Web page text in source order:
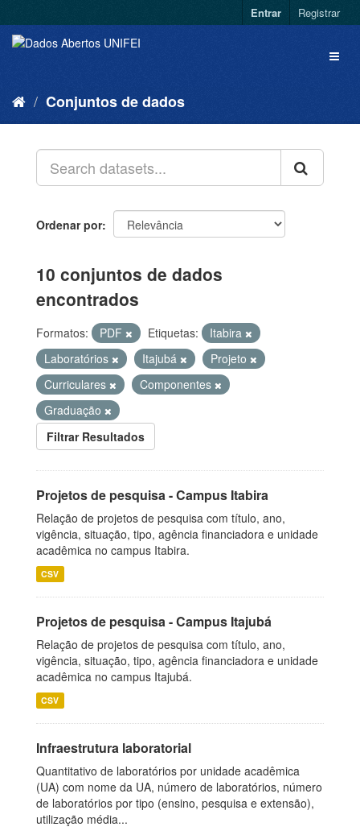
Entrar Registrar
Conjuntos de dados
Ordenar por
10 conjuntos de dados
encontrados
Formatos: PDF Etiquetas:
Itabira
Laboratórios
Itajubá
Projeto
Curriculares
Componentes
Graduação
Filtrar Resultados
Projetos de pesquisa - Campus Itabira
Relação de projetos de pesquisa com título, ano,
vigência, situação, tipo, agência financiadora e unidade
acadêmica no campus Itabira.
CSV
Projetos de pesquisa - Campus Itajubá
Relação de projetos de pesquisa com título, ano,
vigência, situação, tipo, agência financiadora e unidade
acadêmica no campus Itajubá.
CSV
Infraestrutura laboratorial
Quantitativo de laboratórios por unidade acadêmica
(UA) com nome da UA, número de laboratórios, número
de laboratórios por tipo (ensino, pesquisa e extensão),
utilização média...